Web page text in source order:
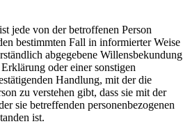
jede von der betroffenen Person
bestimmten Fall in informierter Weise
abgegebene Willensbekundung
oder einer sonstigen
Handlung, mit der die
zu verstehen gibt, dass sie mit der
sie betreffenden personenbezogenen
ist.